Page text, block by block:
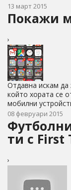
13 март 2015
Покажи
›
Отдавна искам да
който хората се
мобилни
08 февруари 2015
ти с First
›